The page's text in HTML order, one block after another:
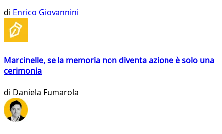
di Enrico Giovannini
Marcinelle, se la memoria non diventa azione è solo una
cerimonia
di Daniela Fumarola